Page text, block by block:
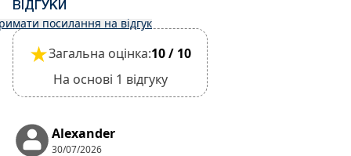
Домашні тварини не допускаються
ВІДГУКИ
посилання на відгук
★Загальна оцінка:10 / 10
На основі 1 відгуку
Alexander
30/07/2026